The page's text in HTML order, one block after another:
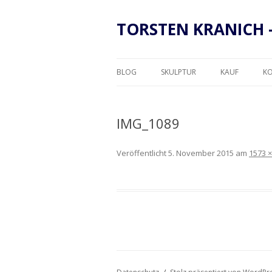
TORSTEN KRANICH
BLOG SKULPTUR KAUF
IMG_1089
Veröffentlicht5. November 2015 am 1573